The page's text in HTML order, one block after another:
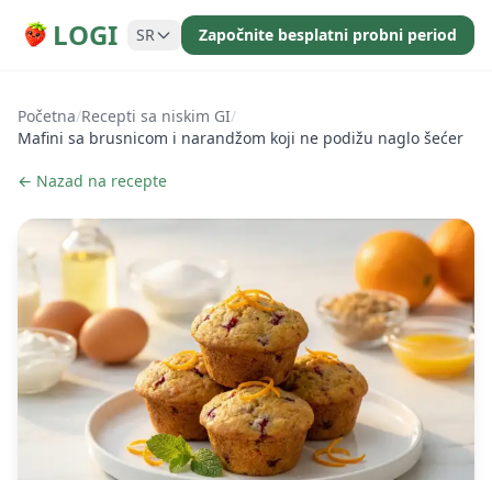
LOGI SR Započnite besplatni probni period
Početna/Recepti sa niskim GI/
Mafini sa brusnicom i narandžom koji ne podižu naglo šećer
← Nazad na recepte